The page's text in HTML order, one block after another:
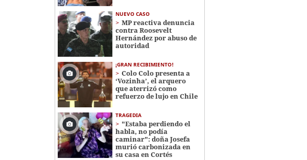
NUEVO CASO
MP reactiva denuncia
contra Roosevelt
Hernández por abuso de
autoridad
¡GRAN RECIBIMIENTO!
Colo Colo presenta a
‘Vozinha’, el arquero
que aterrizó como
refuerzo de lujo en Chile
TRAGEDIA
"Estaba perdiendo el
habla, no podía
caminar": doña Josefa
murió carbonizada en
su casa en Cortés